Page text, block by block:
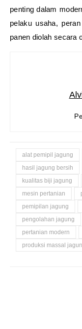
penting dalam
pelaku usaha,
panen diolah secara
alat pemipil jagung
hasil jagung bersih
kualitas biji jagung
mesin pertanian
pemipilan jagung
pengolahan jagung
pertanian modern
produksi massal